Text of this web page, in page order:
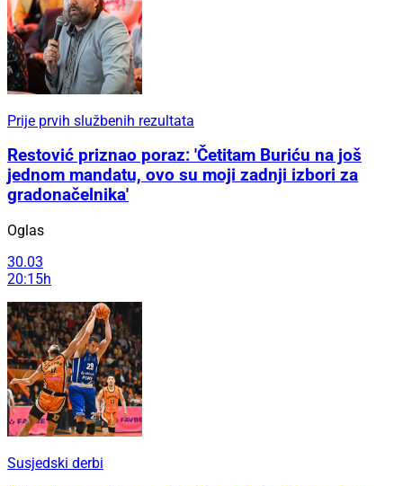
Prije prvih službenih rezultata
Restović priznao poraz: 'Četitam Buriću na još
jednom mandatu, ovo su moji zadnji izbori za
gradonačelnika'
Oglas
30.03
20:15h
Susjedski derbi